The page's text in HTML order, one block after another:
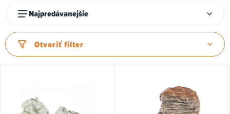
d
e
Najpredávanejšie
Otvoriť filter